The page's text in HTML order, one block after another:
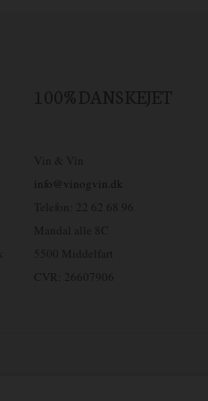
Vin & Vin
info@vinogvin.dk
Telefon: 22 62 68 96
Mandal alle 8C
5500 Middelfart
CVR: 26607906